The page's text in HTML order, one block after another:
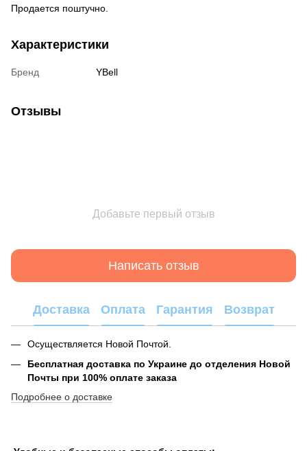
Продается поштучно.
Характеристики
Бренд YBell
Отзывы
Добавьте первый отзыв
Написать отзыв
Доставка Оплата Гарантия Возврат
Осуществляется Новой Почтой.
Бесплатная доставка по Украине до отделения Новой
Почты при 100% оплате заказа
Подробнее о доставке